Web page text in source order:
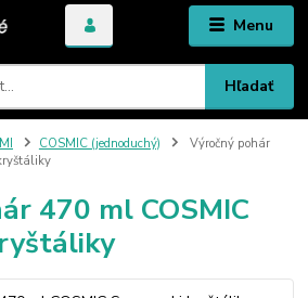
Menu
Hľadať
COSMIC (jednoduchý)
Výročný pohár
470 ml COSMIC